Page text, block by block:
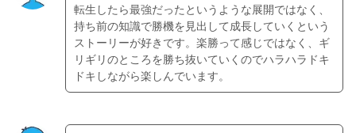
転生したら最強だったというような展開ではなく、
持ち前の知識で勝機を見出して成長していくという
ストーリーが好きです。楽勝って感じではなく、ギ
リギリのところを勝ち抜いていくのでハラハラドキ
ドキしながら楽しんでいます。